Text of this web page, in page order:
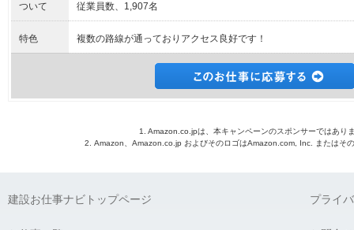
ついて
従業員数、1,907名
特色 複数の路線が通っておりアクセス良好です！
1. Amazon.co.jpは、本キャンペーンのスポンサーではあり
2. Amazon、Amazon.co.jp およびそのロゴはAmazon.com, Inc. またはそ
建設お仕事ナビトップページ プライ